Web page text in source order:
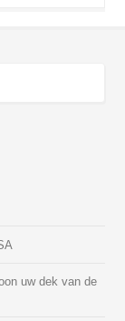
uw dek van de